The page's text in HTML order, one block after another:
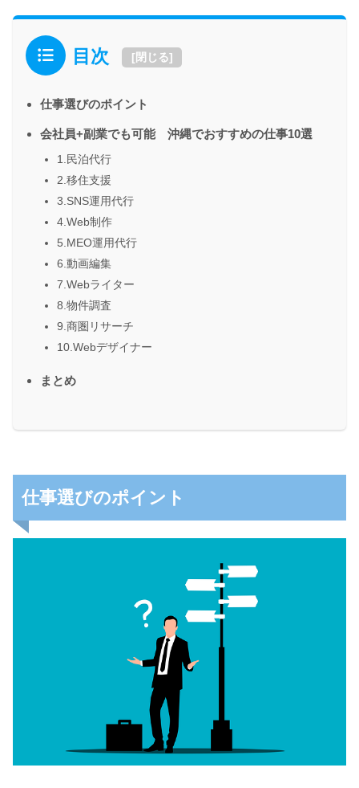
目次 [閉じる]
仕事選びのポイント
会社員+副業でも可能 沖縄でおすすめの仕事10選
1.民泊代行
2.移住支援
3.SNS運用代行
4.Web制作
5.MEO運用代行
6.動画編集
7.Webライター
8.物件調査
9.商圏リサーチ
10.Webデザイナー
まとめ
仕事選びのポイント